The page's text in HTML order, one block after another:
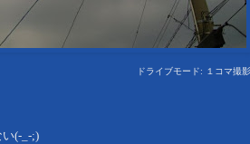
ドライブモード: １コマ撮影
(-_-;)